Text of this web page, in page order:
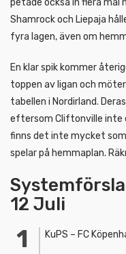
Shamrock och Liepaja
fyra lagen, även om
En klar spik kommer
toppen av ligan och
tabellen i Nordirland.
eftersom Cliftonville inte
finns det inte mycket
spelar på hemmaplan.
12 Juli
KuPS – FC